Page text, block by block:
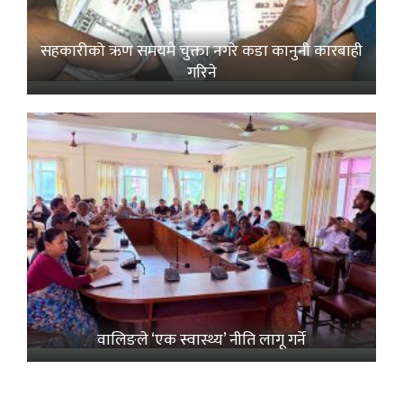
सहकारीको ऋण समयमै चुक्ता नगरे कडा कानुनी कारबाही
गरिने
वालिङले ‘एक स्वास्थ्य’ नीति लागू गर्ने